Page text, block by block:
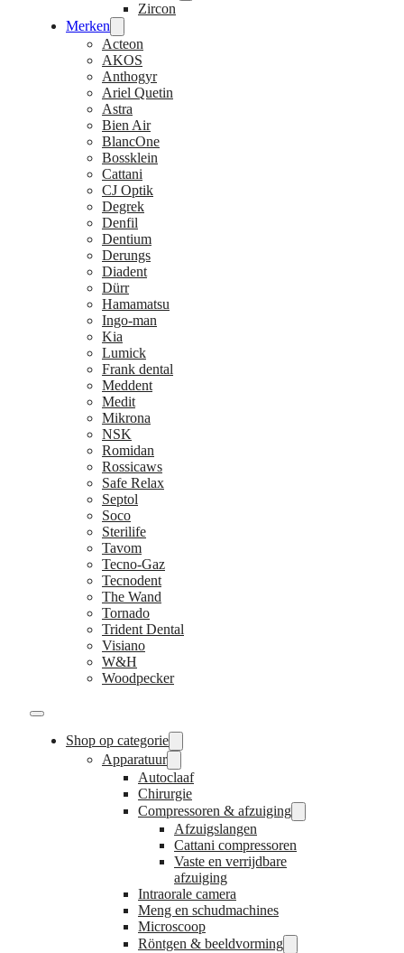
Zircon
Merken
Acteon
AKOS
Anthogyr
Ariel Quetin
Astra
Bien Air
BlancOne
Bossklein
Cattani
CJ Optik
Degrek
Denfil
Dentium
Derungs
Diadent
Dürr
Hamamatsu
Ingo-man
Kia
Lumick
Frank dental
Meddent
Medit
Mikrona
NSK
Romidan
Rossicaws
Safe Relax
Septol
Soco
Sterilife
Tavom
Tecno-Gaz
Tecnodent
The Wand
Tornado
Trident Dental
Visiano
W&H
Woodpecker
Shop op categorie
Apparatuur
Autoclaaf
Chirurgie
Compressoren & afzuiging
Afzuigslangen
Cattani compressoren
Vaste en verrijdbare
afzuiging
Intraorale camera
Meng en schudmachines
Microscoop
Röntgen & beeldvorming